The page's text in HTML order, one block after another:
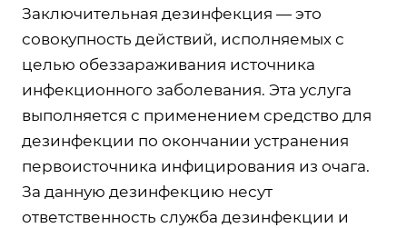
Заключительная дезинфекция — это
совокупность действий, исполняемых с
целью обеззараживания источника
инфекционного заболевания. Эта услуга
выполняется с применением средство для
дезинфекции по окончании устранения
первоисточника инфицирования из очага.
За данную дезинфекцию несут
ответственность служба дезинфекции и